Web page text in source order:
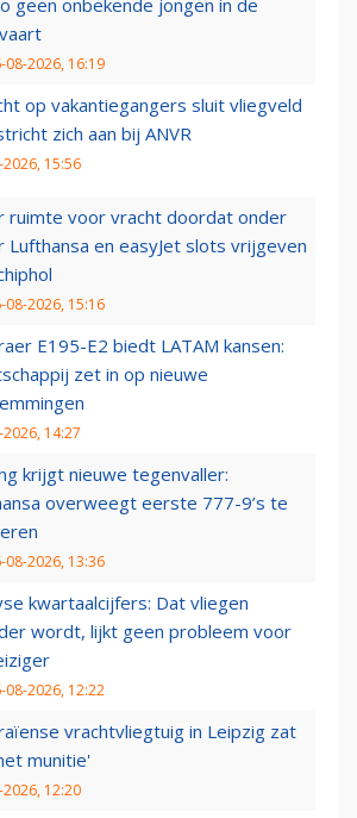
geen onbekende jongen in de
08-2026, 16:19
op vakantiegangers sluit vliegveld
zich aan bij ANVR
2026, 15:56
ruimte voor vracht doordat onder
Lufthansa en easyJet slots vrijgeven
08-2026, 15:16
E195-E2 biedt LATAM kansen:
zet in op nieuwe
14:27
krijgt nieuwe tegenvaller:
overweegt eerste 777-9’s te
08-2026, 13:36
kwartaalcijfers: Dat vliegen
wordt, lijkt geen probleem voor
08-2026, 12:22
vrachtvliegtuig in Leipzig zat
munitie'
2026, 12:20